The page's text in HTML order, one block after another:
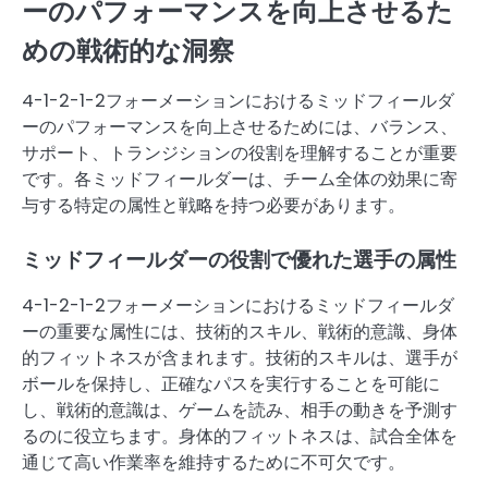
ーのパフォーマンスを向上させるた
めの戦術的な洞察
4-1-2-1-2フォーメーションにおけるミッドフィールダ
ーのパフォーマンスを向上させるためには、バランス、
サポート、トランジションの役割を理解することが重要
です。各ミッドフィールダーは、チーム全体の効果に寄
与する特定の属性と戦略を持つ必要があります。
ミッドフィールダーの役割で優れた選手の属性
4-1-2-1-2フォーメーションにおけるミッドフィールダ
ーの重要な属性には、技術的スキル、戦術的意識、身体
的フィットネスが含まれます。技術的スキルは、選手が
ボールを保持し、正確なパスを実行することを可能に
し、戦術的意識は、ゲームを読み、相手の動きを予測す
るのに役立ちます。身体的フィットネスは、試合全体を
通じて高い作業率を維持するために不可欠です。